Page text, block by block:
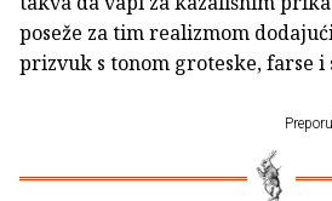
poseže za tim realizmom
prizvuk s tonom groteske, farse i